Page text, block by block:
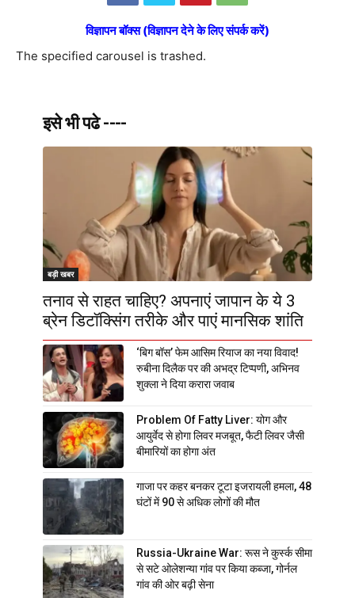
विज्ञापन बॉक्स (विज्ञापन देने के लिए संपर्क करें)
The specified carousel is trashed.
इसे भी पढे ----
बड़ी खबर
तनाव से राहत चाहिए? अपनाएं जापान के ये 3
ब्रेन डिटॉक्सिंग तरीके और पाएं मानसिक शांति
‘बिग बॉस’ फेम आसिम रियाज का नया विवाद!
रुबीना दिलैक पर की अभद्र टिप्पणी, अभिनव
शुक्ला ने दिया करारा जवाब
Problem Of Fatty Liver: योग और
आयुर्वेद से होगा लिवर मजबूत, फैटी लिवर जैसी
बीमारियों का होगा अंत
गाजा पर कहर बनकर टूटा इजरायली हमला, 48
घंटों में 90 से अधिक लोगों की मौत
Russia-Ukraine War: रूस ने कुर्स्क सीमा
से सटे ओलेशन्या गांव पर किया कब्जा, गोर्नल
गांव की ओर बढ़ी सेना